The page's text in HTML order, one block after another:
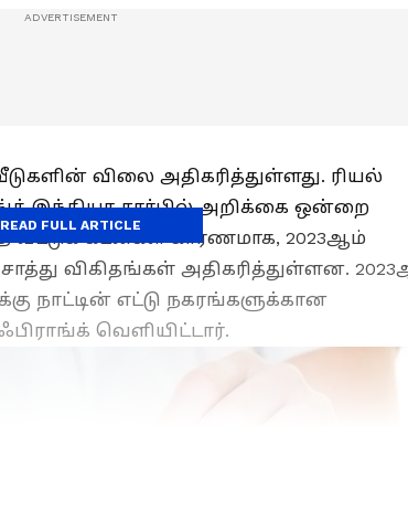
விலை அதிகரித்துள்ளது. ரியல்
இந்தியா சார்பில் அறிக்கை ஒன்றை
வீட்டுக் கடன்கள் காரணமாக, 2023ஆம்
விகிதங்கள் அதிகரித்துள்ளன.
நாட்டின் எட்டு நகரங்களுக்கான
வெளியிட்டார்.
READ FULL ARTICLE